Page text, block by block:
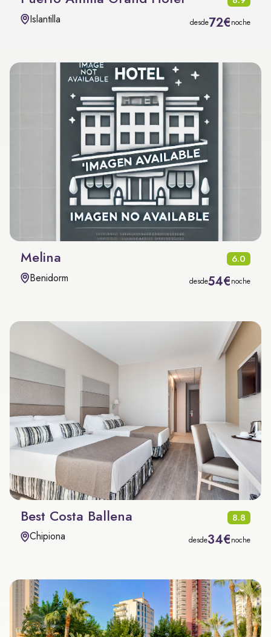
Islantilla desde72€noche
Melina 6.0
Benidorm desde54€noche
Best Costa Ballena 8.8
Chipiona desde34€noche